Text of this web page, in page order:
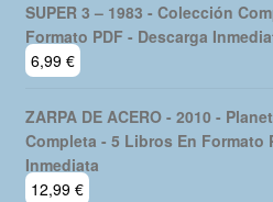
SUPER 3 – 1983 - Colección
Formato PDF - Descarga
6,99 €
ZARPA DE ACERO - 2010 -
Completa - 5 Libros En Formato
Inmediata
12,99 €